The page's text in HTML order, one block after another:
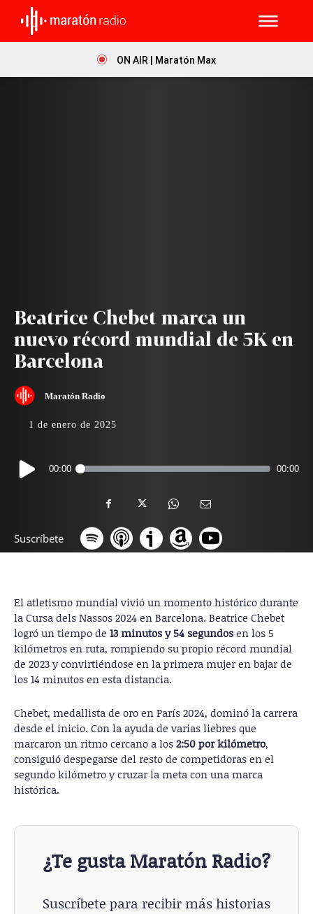
ON AIR | Maratón Max
Beatrice Chebet marca un
nuevo récord mundial de 5K en
Barcelona
Maratón Radio
1 de enero de 2025
Reproductor
de
00:00 00:00
Suscríbete
El atletismo mundial vivió un momento histórico durante
la Cursa dels Nassos 2024 en Barcelona. Beatrice Chebet
logró un tiempo de 13 minutos y 54 segundos en los 5
kilómetros en ruta, rompiendo su propio récord mundial
de 2023 y convirtiéndose en la primera mujer en bajar de
los 14 minutos en esta distancia.
Chebet, medallista de oro en París 2024, dominó la carrera
desde el inicio. Con la ayuda de varias liebres que
marcaron un ritmo cercano a los 2:50 por kilómetro,
consiguió despegarse del resto de competidoras en el
segundo kilómetro y cruzar la meta con una marca
histórica.
¿Te gusta Maratón Radio?
Suscríbete para recibir más historias